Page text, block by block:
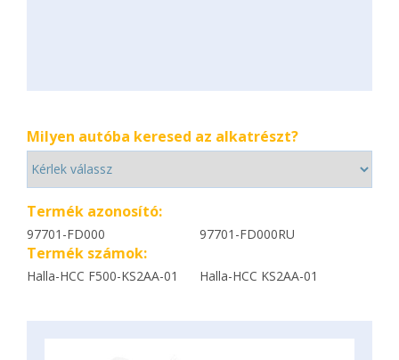
Milyen autóba keresed az alkatrészt?
Termék azonosító:
97701-FD000 97701-FD000RU
Termék számok:
Halla-HCC F500-KS2AA-01 Halla-HCC KS2AA-01